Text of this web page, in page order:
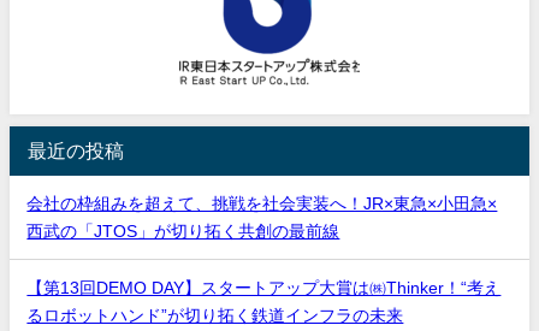
最近の投稿
会社の枠組みを超えて、挑戦を社会実装へ！JR×東急×小田急×
西武の「JTOS」が切り拓く共創の最前線
【第13回DEMO DAY】スタートアップ大賞は㈱Thinker！“考え
るロボットハンド”が切り拓く鉄道インフラの未来